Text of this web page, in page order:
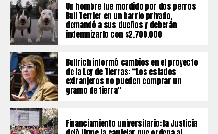
Un hombre fue mordido por dos perros
Bull Terrier en un barrio privado,
demandó a sus dueños y deberán
indemnizarlo con $2.700.000
Bullrich informó cambios en el proyecto
de la Ley de Tierras: “Los estados
extranjeros no pueden comprar un
gramo de tierra”
Financiamiento universitario: la Justicia